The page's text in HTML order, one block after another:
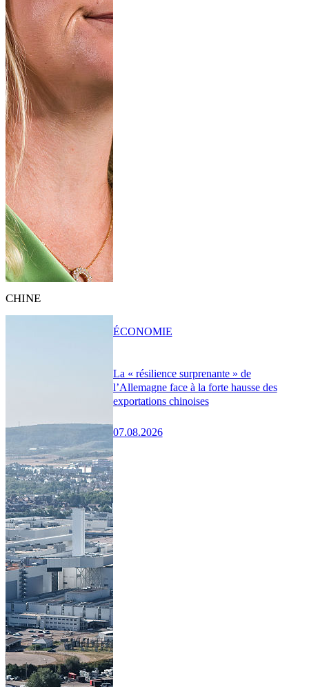
CHINE
La « résilience surprenante » de
l’Allemagne face à la forte hausse des
exportations chinoises
07.08.2026
ÉCONOMIE